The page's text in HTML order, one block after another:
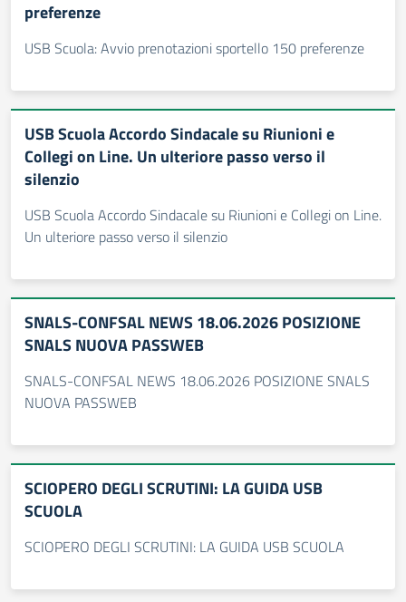
preferenze
USB Scuola: Avvio prenotazioni sportello 150 preferenze
USB Scuola Accordo Sindacale su Riunioni e
Collegi on Line. Un ulteriore passo verso il
silenzio
USB Scuola Accordo Sindacale su Riunioni e Collegi on Line.
Un ulteriore passo verso il silenzio
SNALS-CONFSAL NEWS 18.06.2026 POSIZIONE
SNALS NUOVA PASSWEB
SNALS-CONFSAL NEWS 18.06.2026 POSIZIONE SNALS
NUOVA PASSWEB
SCIOPERO DEGLI SCRUTINI: LA GUIDA USB
SCUOLA
SCIOPERO DEGLI SCRUTINI: LA GUIDA USB SCUOLA